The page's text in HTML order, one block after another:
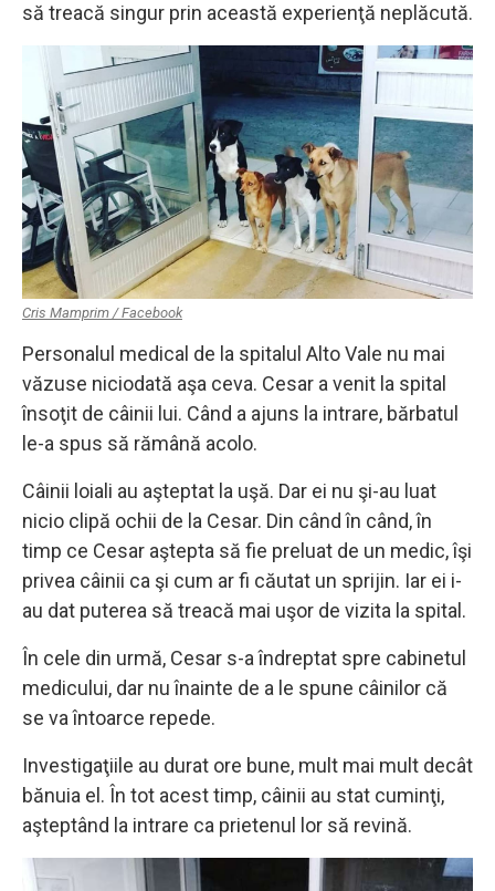
să treacă singur prin această experienţă neplăcută.
Cris Mamprim / Facebook
Personalul medical de la spitalul Alto Vale nu mai
văzuse niciodată aşa ceva. Cesar a venit la spital
însoţit de câinii lui. Când a ajuns la intrare, bărbatul
le-a spus să rămână acolo.
Câinii loiali au aşteptat la uşă. Dar ei nu şi-au luat
nicio clipă ochii de la Cesar. Din când în când, în
timp ce Cesar aştepta să fie preluat de un medic, îşi
privea câinii ca şi cum ar fi căutat un sprijin. Iar ei i-
au dat puterea să treacă mai uşor de vizita la spital.
În cele din urmă, Cesar s-a îndreptat spre cabinetul
medicului, dar nu înainte de a le spune câinilor că
se va întoarce repede.
Investigaţiile au durat ore bune, mult mai mult decât
bănuia el. În tot acest timp, câinii au stat cuminţi,
aşteptând la intrare ca prietenul lor să revină.